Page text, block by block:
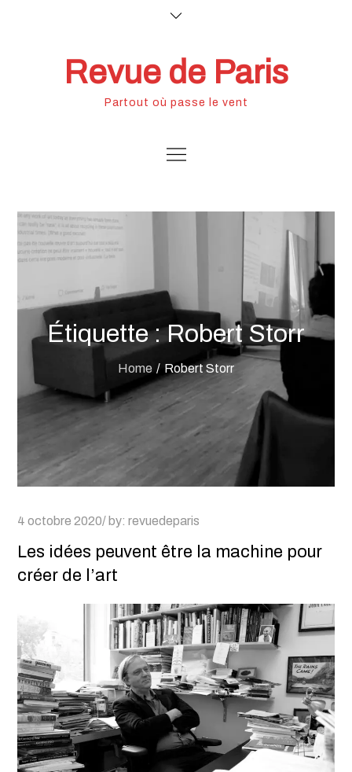
Revue de Paris
Partout où passe le vent
Étiquette :Robert Storr
Home Robert Storr
Posted
4 octobre 2020 by:revuedeparis
Les idées peuvent être la machine pour
créer de l’art